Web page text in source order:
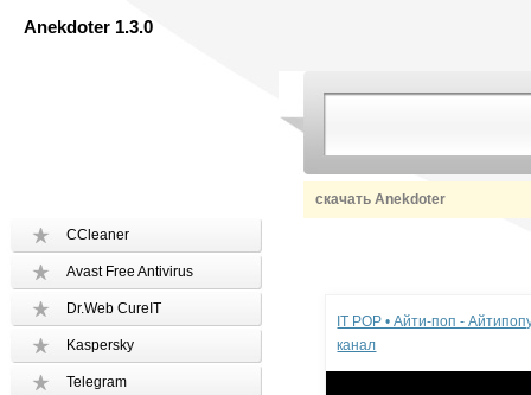
Anekdoter 1.3.0
скачать Anekdoter
CCleaner
Avast Free Antivirus
Dr.Web CureIT
Kaspersky
Telegram
IT POP • Айти-поп -
канал